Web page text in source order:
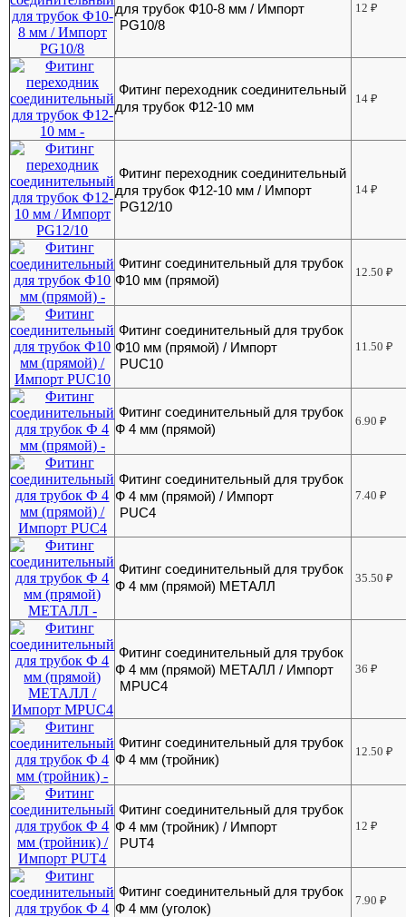
для трубок Ф10-8 мм / Импорт
PG10/8
12₽
Фитинг переходник соединительный
для трубок Ф12-10 мм
14₽
Фитинг переходник соединительный
для трубок Ф12-10 мм / Импорт
PG12/10
14₽
Фитинг соединительный для трубок
Ф10 мм (прямой)
12.50₽
Фитинг соединительный для трубок
Ф10 мм (прямой) / Импорт
PUC10
11.50₽
Фитинг соединительный для трубок
Ф 4 мм (прямой)
6.90₽
Фитинг соединительный для трубок
Ф 4 мм (прямой) / Импорт
PUC4
7.40₽
Фитинг соединительный для трубок
Ф 4 мм (прямой) МЕТАЛЛ
35.50₽
Фитинг соединительный для трубок
Ф 4 мм (прямой) МЕТАЛЛ / Импорт
MPUC4
36₽
Фитинг соединительный для трубок
Ф 4 мм (тройник)
12.50₽
Фитинг соединительный для трубок
Ф 4 мм (тройник) / Импорт
PUT4
12₽
Фитинг соединительный для трубок
Ф 4 мм (уголок)
7.90₽